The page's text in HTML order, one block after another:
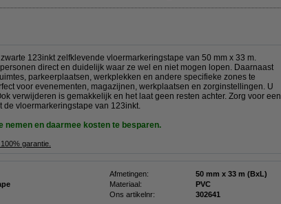
123inkt zelfklevende vloermarkeringstape van 50 mm x 33 m.
direct en duidelijk waar ze wel en niet mogen lopen. Daarnaast
parkeerplaatsen, werkplekken en andere specifieke zones te
voor evenementen, magazijnen, werkplaatsen en zorginstellingen. U
verwijderen is gemakkelijk en het laat geen resten achter. Zorg voor een
vloermarkeringstape van 123inkt.
nemen en daarmee kosten te besparen.
garantie.
Afmetingen:
50 mm x 33 m (BxL)
Materiaal:
PVC
Ons artikelnr: 302641